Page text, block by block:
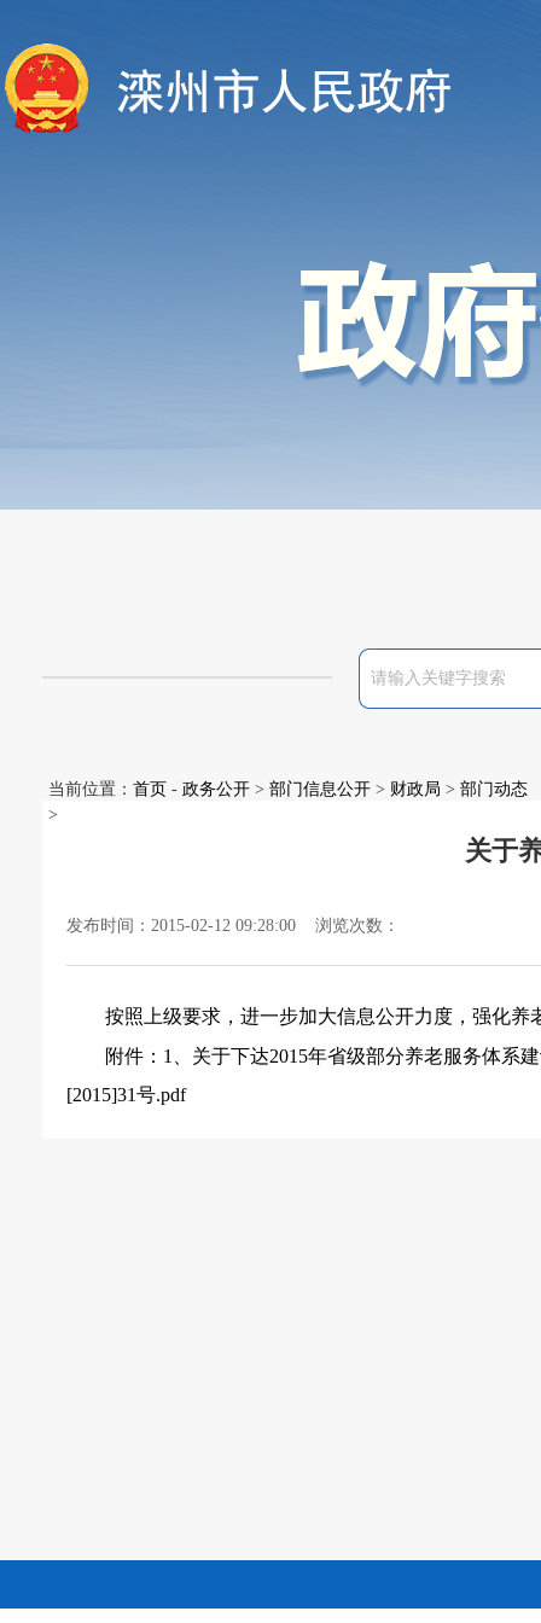
当前位置： 首页 - 政务公开 > 部门信息公开 > 财政局 > 部门动态
>
关于
发布时间：2015-02-12 09:28:00 浏览次数：
按照上级要求，进一步加大信息公开力度，强化
附件： 1 、关于下达2015年省级部分养老服务体系
[2015]31号.pdf